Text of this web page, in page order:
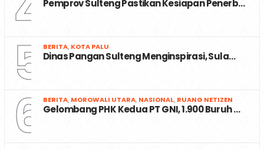
Pemprov Sulteng Pastikan Kesiapan Penerb…
5 BERITA, KOTA PALU
Dinas Pangan Sulteng Menginspirasi, Sula…
6 BERITA, MOROWALI UTARA, NASIONAL, RUANG NETIZEN
Gelombang PHK Kedua PT GNI, 1.900 Buruh …